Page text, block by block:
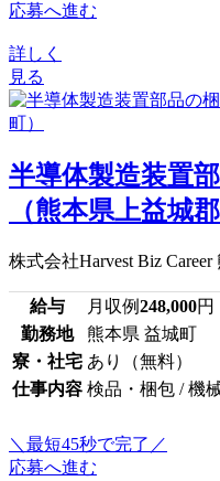
応募へ進む
詳しく
見る
半導体製造装置
（熊本県上益城
株式会社Harvest Biz
給与 月収例248,000円
勤務地
熊本県 益城町
寮・社宅 あり（無料）
仕事内容 検品・梱包 / 機
＼最短45秒で完了／
応募へ進む